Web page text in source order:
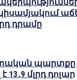
դրամը
պարտքը
13․9 մլրդ դոլար